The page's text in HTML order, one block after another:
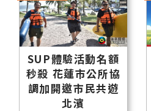
SUP體驗活動名額
秒殺 花蓮市公所協
調加開邀市民共遊
北濱